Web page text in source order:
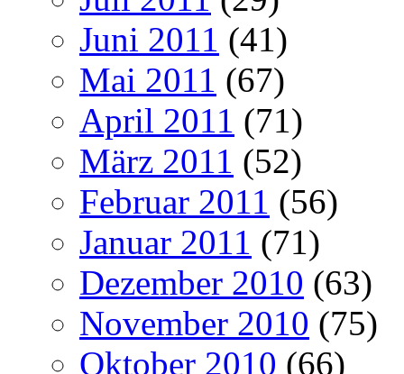
Juni 2011 (41)
Mai 2011 (67)
April 2011 (71)
März 2011 (52)
Februar 2011 (56)
Januar 2011 (71)
Dezember 2010 (63)
November 2010 (75)
Oktober 2010 (66)